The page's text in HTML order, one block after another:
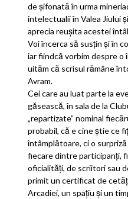
de şifonată în urma
intelectualii în Valea Jiului
aprecia reuşita acestei
Voi încerca să susţin şi în
iar fiindcă vorbim despre o
uităm că scrisul rămâne
Avram.
Cei care au luat parte la
găsească, în sala de la
„repartizate” nominal
probabil, că e cine ştie ce
întâmplătoare, ci o
fiecare dintre participanţi,
oficialităţi, de scriitori sau
primit un certificat de
Arcadiei, un spaţiu şi un